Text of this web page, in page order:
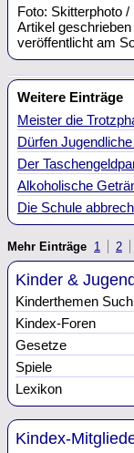
Foto: Skitterphoto
Artikel
veröffentlicht am
Weitere Einträge
Meister die
Dürfen
Der
Alkoholische
Die Schule
Mehr Einträge 1 2
Kinder &
Kinderthemen
Kindex-Foren
Gesetze
Spiele
Lexikon
Kindex-